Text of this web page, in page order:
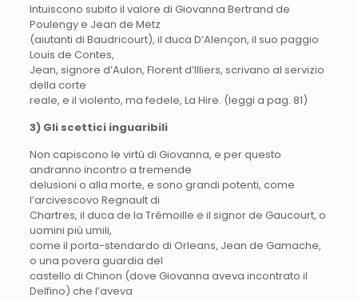
Intuiscono subito il valore di Giovanna Bertrand de
Poulengy e Jean de Metz
(aiutanti di Baudricourt), il duca D’Alençon, il suo paggio
Louis de Contes,
Jean, signore d’Aulon, Florent d’Illiers, scrivano al servizio
della corte
reale, e il violento, ma fedele, La Hire. (leggi a pag. 81)
3) Gli scettici inguaribili
Non capiscono le virtù di Giovanna, e per questo
andranno incontro a tremende
delusioni o alla morte, e sono grandi potenti, come
l’arcivescovo Regnault di
Chartres, il duca de la Trémoille e il signor de Gaucourt, o
uomini più umili,
come il porta-stendardo di Orleans, Jean de Gamache,
o una povera guardia del
castello di Chinon (dove Giovanna aveva incontrato il
Delfino) che l’aveva